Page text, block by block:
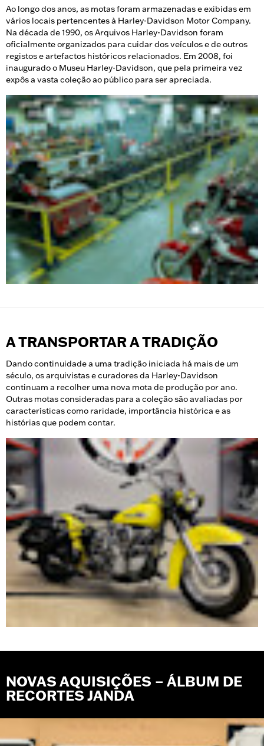
Ao longo dos anos, as motas foram armazenadas e exibidas em
vários locais pertencentes à Harley-Davidson Motor Company.
Na década de 1990, os Arquivos Harley-Davidson foram
oficialmente organizados para cuidar dos veículos e de outros
registos e artefactos históricos relacionados. Em 2008, foi
inaugurado o Museu Harley-Davidson, que pela primeira vez
expôs a vasta coleção ao público para ser apreciada.
A TRANSPORTAR A TRADIÇÃO
Dando continuidade a uma tradição iniciada há mais de um
século, os arquivistas e curadores da Harley-Davidson
continuam a recolher uma nova mota de produção por ano.
Outras motas consideradas para a coleção são avaliadas por
características como raridade, importância histórica e as
histórias que podem contar.
NOVAS AQUISIÇÕES – ÁLBUM DE
RECORTES JANDA